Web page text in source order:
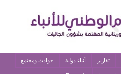
تقارير أنباء دولية حوادث ومجتمع